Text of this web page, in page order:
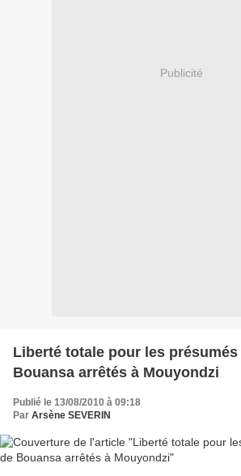
Publicité
Liberté totale pour les
Bouansa arrêtés à Mouyondzi
Publié le 13/08/2010 à 09:18
Par Arsène SEVERIN